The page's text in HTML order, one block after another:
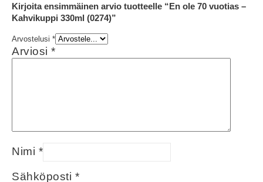
Kirjoita ensimmäinen arvio tuotteelle “En ole 70 vuotias –
Kahvikuppi 330ml (0274)”
Arvostelusi *
Arviosi *
Nimi *
Sähköposti *